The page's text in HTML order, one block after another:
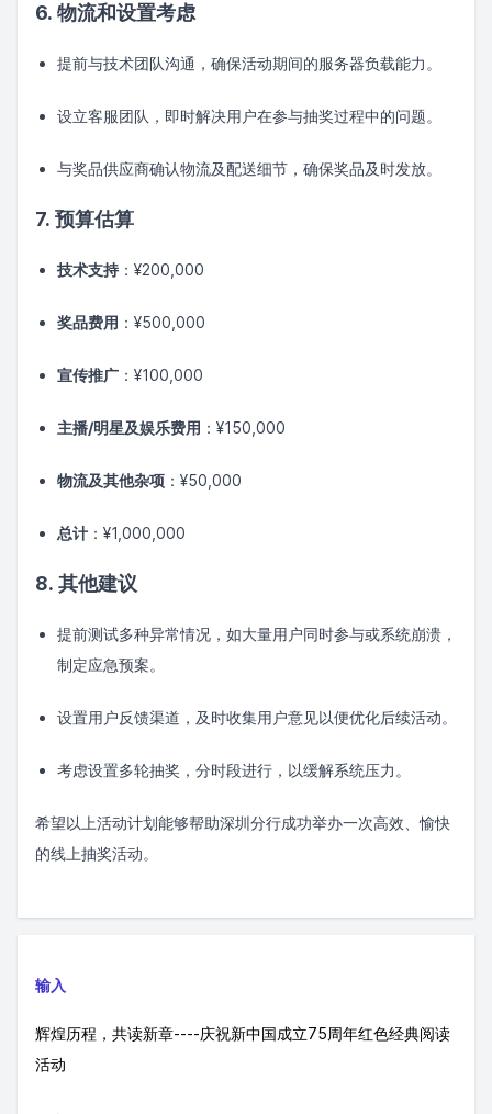
6. 物流和设置考虑
提前与技术团队沟通，确保活动期间的服务器负载能力。
设立客服团队，即时解决用户在参与抽奖过程中的问题。
与奖品供应商确认物流及配送细节，确保奖品及时发放。
7. 预算估算
技术支持 ：¥200,000
奖品费用 ：¥500,000
宣传推广 ：¥100,000
主播/明星及娱乐费用 ：¥150,000
物流及其他杂项 ：¥50,000
总计 ：¥1,000,000
8. 其他建议
提前测试多种异常情况，如大量用户同时参与或系统崩溃，
制定应急预案。
设置用户反馈渠道，及时收集用户意见以便优化后续活动。
考虑设置多轮抽奖，分时段进行，以缓解系统压力。
希望以上活动计划能够帮助深圳分行成功举办一次高效、愉快
的线上抽奖活动。
输入
辉煌历程，共读新章----庆祝新中国成立75周年红色经典阅读
活动